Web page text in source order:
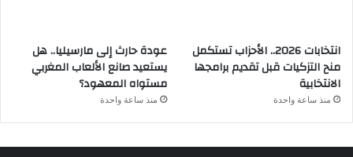
انتخابات 2026.. الأحزاب تستكمل
منح التزكيات قبل تقديم برامجها
الانتخابية
منذ ساعة واحدة
عودة حارث إلى مارسيليا.. هل
يستعيد صانع الألعاب المغربي
مستواه المعهود؟
منذ ساعة واحدة